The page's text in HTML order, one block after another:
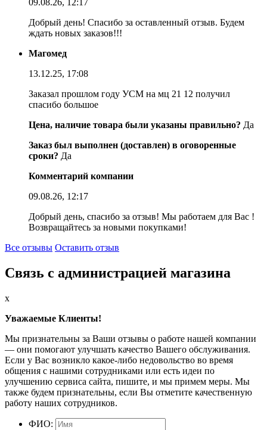
Добрый день! Спасибо за оставленный отзыв. Будем
ждать новых заказов!!!
Магомед
13.12.25, 17:08
Заказал прошлом году УСМ на мц 21 12 получил
спасибо большое
Цена, наличие товара были указаны правильно? Да
Заказ был выполнен (доставлен) в оговоренные
сроки? Да
Комментарий компании
09.08.26, 12:17
Добрый день, спасибо за отзыв! Мы работаем для Вас !
Возвращайтесь за новыми покупками!
Все отзывы Оставить отзыв
Связь с администрацией магазина
x
Уважаемые Клиенты!
Мы признательны за Ваши отзывы о работе нашей компании
— они помогают улучшать качество Вашего обслуживания.
Если у Вас возникло какое-либо недовольство во время
общения с нашими сотрудниками или есть идеи по
улучшению сервиса сайта, пишите, и мы примем меры. Мы
также будем признательны, если Вы отметите качественную
работу наших сотрудников.
ФИО: